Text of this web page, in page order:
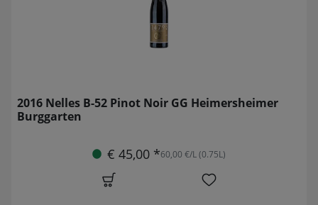
2016 Nelles B-52 Pinot Noir GG Heimersheimer
Burggarten
€ 45,00 *60,00 €/L (0.75L)